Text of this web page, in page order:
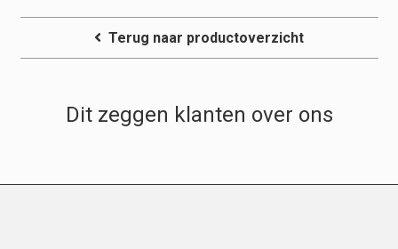
Terug naar productoverzicht
Dit zeggen klanten over ons